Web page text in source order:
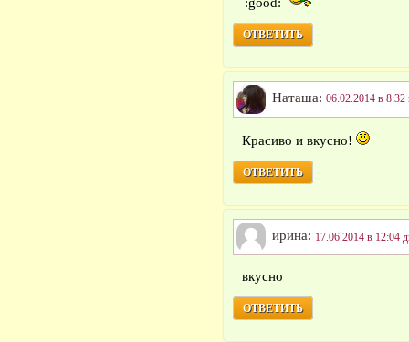
ОТВЕТИТЬ
Наташа: 06.02.2014 в 8:32
Красиво и вкусно!
ОТВЕТИТЬ
ирина: 17.06.2014 в 12:04
вкусно
ОТВЕТИТЬ